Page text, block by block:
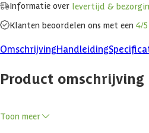
Informatie over levertijd &
Klanten beoordelen ons met een 4/5
OmschrijvingHandleiding
Product omschrijving
klassieke Finse beleving naar je eigen
Toon meer